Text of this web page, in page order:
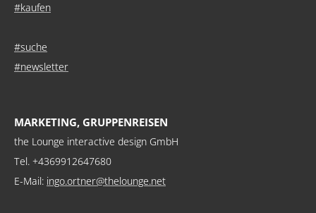
#kaufen
#suche
#newsletter
MARKETING, GRUPPENREISEN
the Lounge interactive design GmbH
Tel. +4369912647680
E-Mail: ingo.ortner@thelounge.net